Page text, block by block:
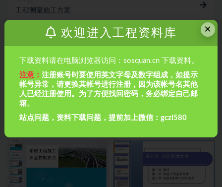
工程测量施工方案
道路工程识图、桥梁工程、设
84套市政道路PPT课件
×
欢迎进入工程资料库
下载资料请在电脑浏览器访问：sosquan.cn 下载资料。
注意：注册账号时要使用英文字母及数字组成，如提示
帐号异常，请更换其帐号进行注册，因为该帐号名其他
人已经注册使用。为了方便找回密码，务必绑定自己邮
箱。
站点问题，资料下载问题，提前加上微信：gczl580